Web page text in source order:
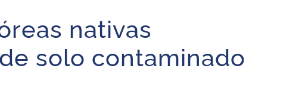
Planalto
nativas
solo contaminado